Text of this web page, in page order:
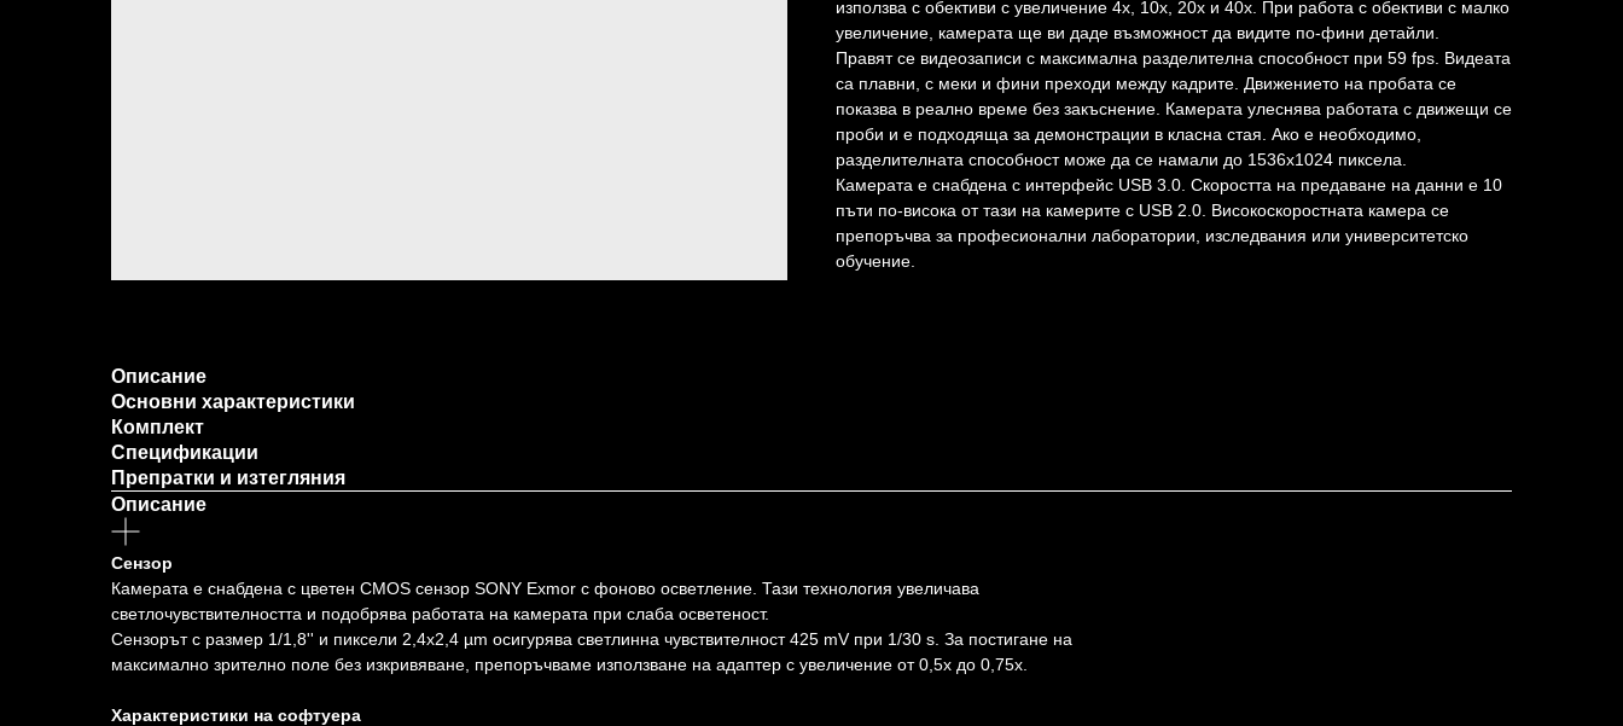
използва с обективи с увеличение 4x, 10x, 20х и 40x. При работа с обективи с малко
увеличение, камерата ще ви даде възможност да видите по-фини детайли.
Правят се видеозаписи с максимална разделителна способност при 59 fps. Видеата
са плавни, с меки и фини преходи между кадрите. Движението на пробата се
показва в реално време без закъснение. Камерата улеснява работата с движещи се
проби и е подходяща за демонстрации в класна стая. Ако е необходимо,
разделителната способност може да се намали до 1536x1024 пиксела.
Камерата е снабдена с интерфейс USB 3.0. Скоростта на предаване на данни е 10
пъти по-висока от тази на камерите с USB 2.0. Високоскоростната камера се
препоръчва за професионални лаборатории, изследвания или университетско
обучение.
Описание
Основни характеристики
Комплект
Спецификации
Препратки и изтегляния
Описание
Сензор
Камерата е снабдена с цветен CMOS сензор SONY Exmor с фоново осветление. Тази технология увеличава
светлочувствителността и подобрява работата на камерата при слаба осветеност.
Сензорът с размер 1/1,8'' и пиксели 2,4x2,4 µm осигурява светлинна чувствителност 425 mV при 1/30 s. За постигане на
максимално зрително поле без изкривяване, препоръчваме използване на адаптер с увеличение от 0,5x до 0,75x.
Характеристики на софтуера